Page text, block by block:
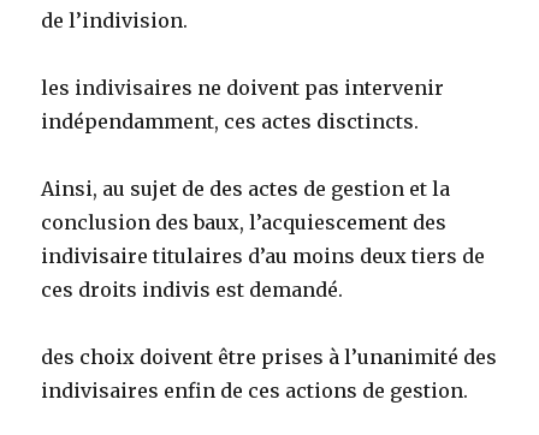
de l’indivision.
les indivisaires ne doivent pas intervenir
indépendamment, ces actes disctincts.
Ainsi, au sujet de des actes de gestion et la
conclusion des baux, l’acquiescement des
indivisaire titulaires d’au moins deux tiers de
ces droits indivis est demandé.
des choix doivent être prises à l’unanimité des
indivisaires enfin de ces actions de gestion.